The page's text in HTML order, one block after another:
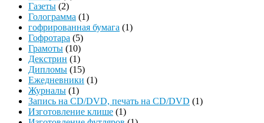
Газеты (2)
Голограмма (1)
гофрированная бумага (1)
Гофротара (5)
Грамоты (10)
Декстрин (1)
Дипломы (15)
Ежедневники (1)
Журналы (1)
Запись на CD/DVD, печать на CD/DVD (1)
Изготовление клише (1)